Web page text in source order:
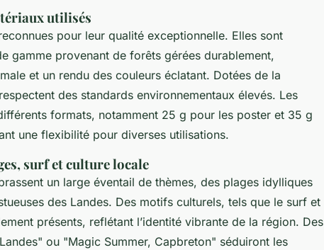
utilisés
pour leur qualité exceptionnelle. Elles sont
gamme provenant de forêts gérées durablement,
et un rendu des couleurs éclatant. Dotées de la
des standards environnementaux élevés. Les
formats, notamment 25 g pour les poster et 35 g
une flexibilité pour diverses utilisations.
surf et culture locale
un large éventail de thèmes, des plages idylliques
des Landes. Des motifs culturels, tels que le surf et
présents, reflétant l’identité vibrante de la région. Des
ou "Magic Summer, Capbreton" séduiront les